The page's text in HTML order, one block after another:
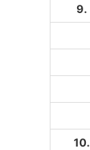
9.
10.